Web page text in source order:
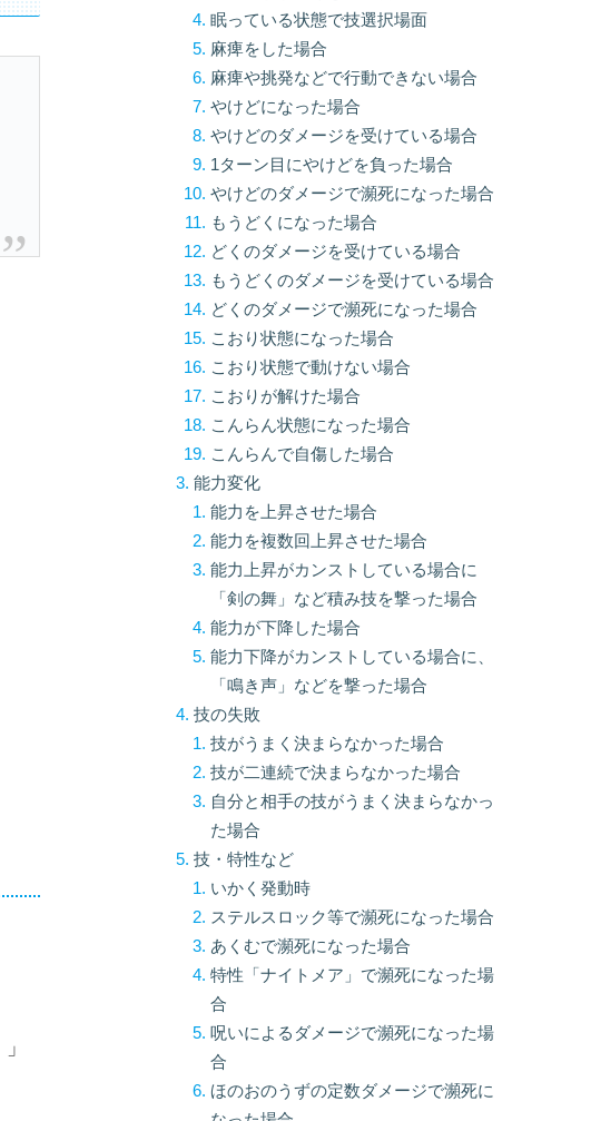
眠っている状態で技選択場面
麻痺をした場合
麻痺や挑発などで行動できない場合
やけどになった場合
やけどのダメージを受けている場合
1ターン目にやけどを負った場合
やけどのダメージで瀕死になった場合
もうどくになった場合
どくのダメージを受けている場合
もうどくのダメージを受けている場合
どくのダメージで瀕死になった場合
こおり状態になった場合
こおり状態で動けない場合
こおりが解けた場合
こんらん状態になった場合
こんらんで自傷した場合
能力変化
能力を上昇させた場合
能力を複数回上昇させた場合
能力上昇がカンストしている場合に
「剣の舞」など積み技を撃った場合
能力が下降した場合
能力下降がカンストしている場合に、
「鳴き声」などを撃った場合
技の失敗
技がうまく決まらなかった場合
技が二連続で決まらなかった場合
自分と相手の技がうまく決まらなかっ
た場合
技・特性など
いかく発動時
ステルスロック等で瀕死になった場合
あくむで瀕死になった場合
特性「ナイトメア」で瀕死になった場
合
呪いによるダメージで瀕死になった場
合
ほのおのうずの定数ダメージで瀕死に